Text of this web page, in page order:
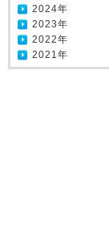
2024年
2023年
2022年
2021年